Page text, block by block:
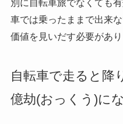
別に自転車旅でなくても
車では乗ったままで出来
価値を見いだす必要があり
自転車で走ると降
億劫(おっくう)に